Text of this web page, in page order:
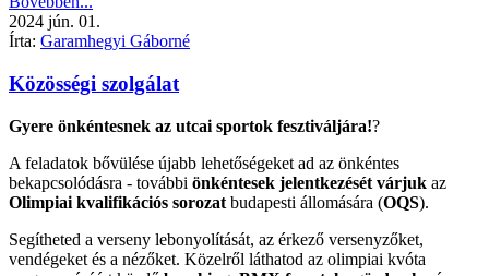
2024 jún. 01.
Írta: Garamhegyi Gáborné
Közösségi szolgálat
Gyere önkéntesnek az utcai sportok fesztiváljára!?
A feladatok bővülése újabb lehetőségeket ad az önkéntes
bekapcsolódásra - további önkéntesek jelentkezését várjuk az
Olimpiai kvalifikációs sorozat budapesti állomására (OQS).
Segítheted a verseny lebonyolítását, az érkező versenyzőket,
vendégeket és a nézőket. Közelről láthatod az olimpiai kvóta